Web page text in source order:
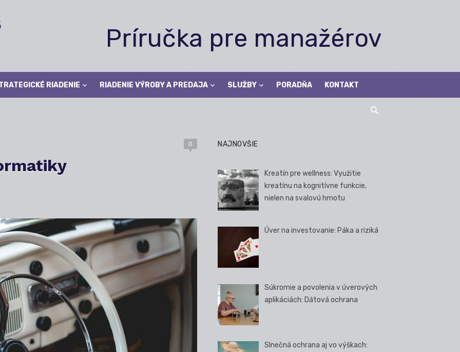
Príručka pre manažérov
RIADENIE RIADENIE VÝROBY A PREDAJA SLUŽBY PORADŇA KONTAKT
0 NAJNOVŠIE
Kreatín pre wellness: Využitie
kreatínu na kognitívne funkcie,
nielen na svalovú hmotu
Úver na investovanie: Páka a riziká
Súkromie a povolenia v úverových
aplikáciách: Dátová ochrana
Slnečná ochrana aj vo výškach: